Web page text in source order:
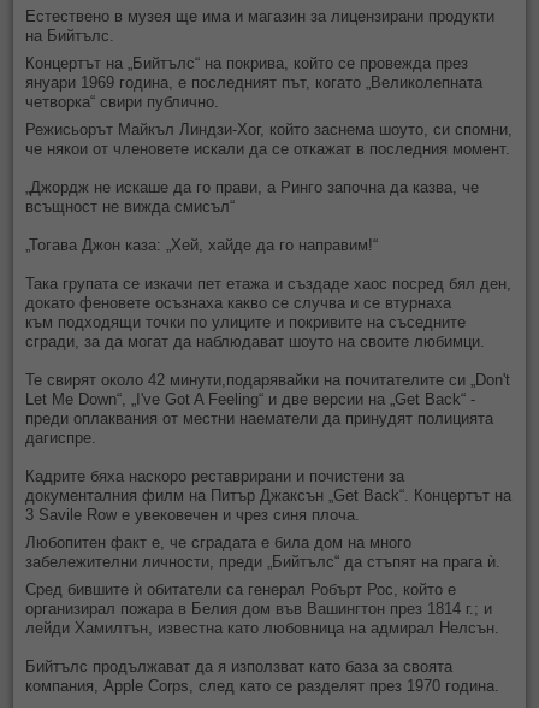
Естествено в музея ще има и магазин за лицензирани продукти
на Бийтълс.
Концертът на „Бийтълс“ на покрива, който се провежда през
януари 1969 година, е последният път, когато „Великолепната
четворка“ свири публично.
Режисьорът Майкъл Линдзи-Хог, който заснема шоуто, си спомни,
че някои от членовете искали да се откажат в последния момент.
„Джордж не искаше да го прави, а Ринго започна да казва, че
всъщност не вижда смисъл“
„Тогава Джон каза: „Хей, хайде да го направим!“
Така групата се изкачи пет етажа и създаде хаос посред бял ден,
докато феновете осъзнаха какво се случва и се втурнаха
към подходящи точки по улиците и покривите на съседните
сгради, за да могат да наблюдават шоуто на своите любимци.
Те свирят около 42 минути,подарявайки на почитателите си „Don't
Let Me Down“, „I've Got A Feeling“ и две версии на „Get Back“ -
преди оплаквания от местни наематели да принудят полицията
дагиспре.
Кадрите бяха наскоро реставрирани и почистени за
документалния филм на Питър Джаксън „Get Back“. Концертът на
3 Savile Row е увековечен и чрез синя плоча.
Любопитен факт е, че сградата е била дом на много
забележителни личности, преди „Бийтълс“ да стъпят на прага ѝ.
Сред бившите ѝ обитатели са генерал Робърт Рос, който е
организирал пожара в Белия дом във Вашингтон през 1814 г.; и
лейди Хамилтън, известна като любовница на адмирал Нелсън.
Бийтълс продължават да я използват като база за своята
компания, Apple Corps, след като се разделят през 1970 година.